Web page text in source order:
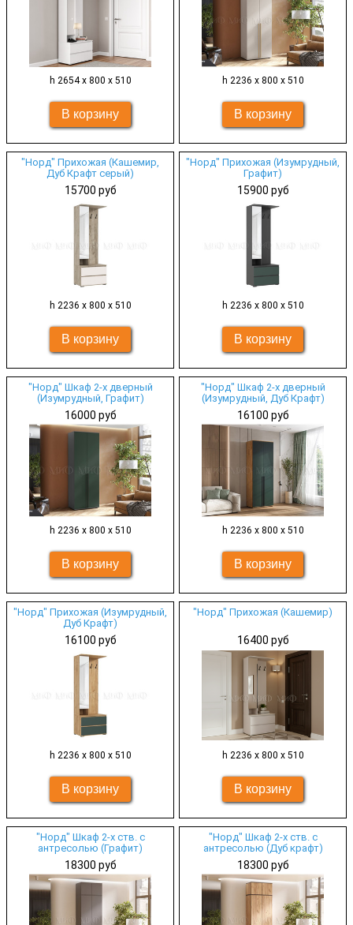
h 2654 х 800 х 510 h 2236 х 800 х 510
"Норд" Прихожая (Кашемир,
Дуб Крафт серый)
15700 руб
h 2236 х 800 х 510
"Норд" Прихожая (Изумрудный,
Графит)
15900 руб
h 2236 х 800 х 510
"Норд" Шкаф 2-х дверный
(Изумрудный, Графит)
16000 руб
h 2236 х 800 х 510
"Норд" Шкаф 2-х дверный
(Изумрудный, Дуб Крафт)
16100 руб
h 2236 х 800 х 510
"Норд" Прихожая (Изумрудный,
Дуб Крафт)
16100 руб
h 2236 х 800 х 510
"Норд" Прихожая (Кашемир)
16400 руб
h 2236 х 800 х 510
"Норд" Шкаф 2-х ств. с
антресолью (Графит)
18300 руб
"Норд" Шкаф 2-х ств. с
антресолью (Дуб крафт)
18300 руб